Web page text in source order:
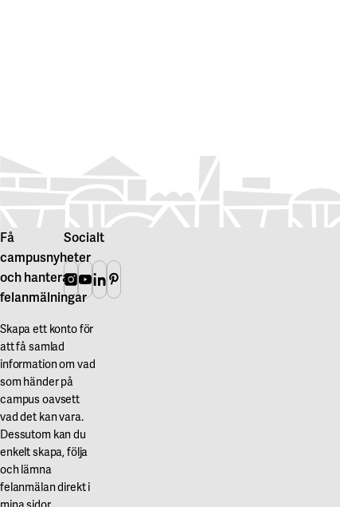
Få
campusnyheter
och hantera
felanmälningar
Skapa ett konto för
att få samlad
information om vad
som händer på
campus oavsett
vad det kan vara.
Dessutom kan du
enkelt skapa, följa
och lämna
felanmälan direkt i
Socialt
Instagram
Youtube
Linkedin
Pinterest